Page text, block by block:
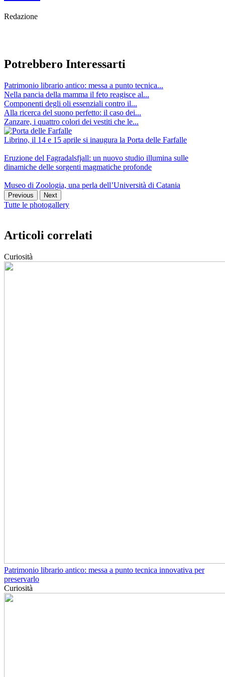
Redazione
Potrebbero Interessarti
Patrimonio librario antico: messa a punto tecnica...
Nella pancia della mamma il feto reagisce al...
Componenti degli oli essenziali contro il...
Alla ricerca del suono perfetto: il caso dei...
Zanzare, i quattro colori dei vestiti che le...
Librino, il 14 e 15 aprile si inaugura la Porta delle Farfalle
Eruzione del Fagradalsfjall: un nuovo studio illumina sulle
dinamiche delle sorgenti magmatiche profonde
Museo di Zoologia, una perla dell’Università di Catania
Previous Next
Tutte le photogallery
Articoli correlati
Curiosità
Patrimonio librario antico: messa a punto tecnica innovativa per
preservarlo
Curiosità